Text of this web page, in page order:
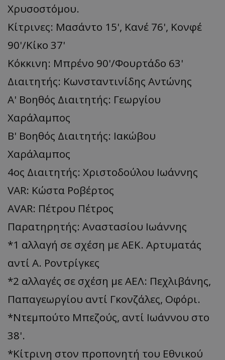
Χρυσοστόμου.
Κίτρινες: Μασάντο 15', Κανέ 76', Κονφέ
90'/Κίκο 37'
Κόκκινη: Μπρένο 90'/Φουρτάδο 63'
Διαιτητής: Κωνσταντινίδης Αντώνης
Α' Βοηθός Διαιτητής: Γεωργίου
Χαράλαμπος
Β' Βοηθός Διαιτητής: Ιακώβου
Χαράλαμπος
4ος Διαιτητής: Χριστοδούλου Ιωάννης
VAR: Κώστα Ροβέρτος
AVAR: Πέτρου Πέτρος
Παρατηρητής: Αναστασίου Ιωάννης
*1 αλλαγή σε σχέση με ΑΕΚ. Αρτυματάς
αντί Α. Ροντρίγκες
*2 αλλαγές σε σχέση με ΑΕΛ: Πεχλιβάνης,
Παπαγεωργίου αντί Γκονζάλες, Οφόρι.
*Ντεμπούτο Μπεζούς, αντί Ιωάννου στο
38'.
*Κίτρινη στον προπονητή του Εθνικού